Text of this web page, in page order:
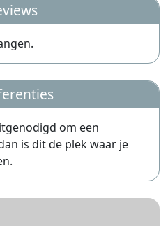
om een
is dit de plek waar je